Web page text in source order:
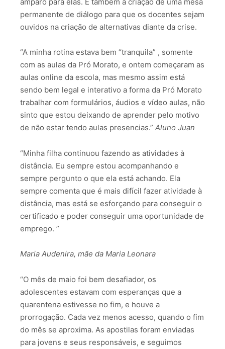
permanente de diálogo para que os docentes sejam
ouvidos na criação de alternativas diante da crise.
“A minha rotina estava bem “tranquila” , somente
com as aulas da Pró Morato, e ontem começaram as
aulas online da escola, mas mesmo assim está
sendo bem legal e interativo a forma da Pró Morato
trabalhar com formulários, áudios e vídeo aulas, não
sinto que estou deixando de aprender pelo motivo
de não estar tendo aulas presencias.” Aluno Juan
“Minha filha continuou fazendo as atividades à
distância. Eu sempre estou acompanhando e
sempre pergunto o que ela está achando. Ela
sempre comenta que é mais difícil fazer atividade à
distância, mas está se esforçando para conseguir o
certificado e poder conseguir uma oportunidade de
emprego. ”
Maria Audenira, mãe da Maria Leonara
“O mês de maio foi bem desafiador, os
adolescentes estavam com esperanças que a
quarentena estivesse no fim, e houve a
prorrogação. Cada vez menos acesso, quando o fim
do mês se aproxima. As apostilas foram enviadas
para jovens e seus responsáveis, e seguimos